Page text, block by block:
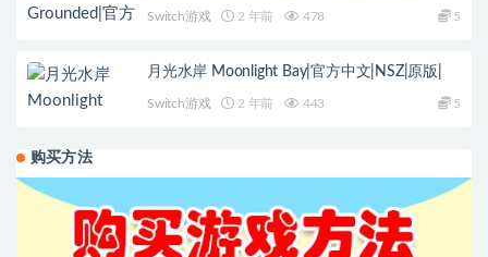
Switch游戏 2 年前 478 5
月光水岸 Moonlight Bay|官方中文|NSZ|原版|
Switch游戏 2 年前 443 5
购买方法